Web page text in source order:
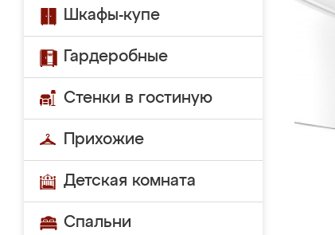
Шкафы-купе
Гардеробные
Стенки в гостиную
Прихожие
Детская комната
Спальни